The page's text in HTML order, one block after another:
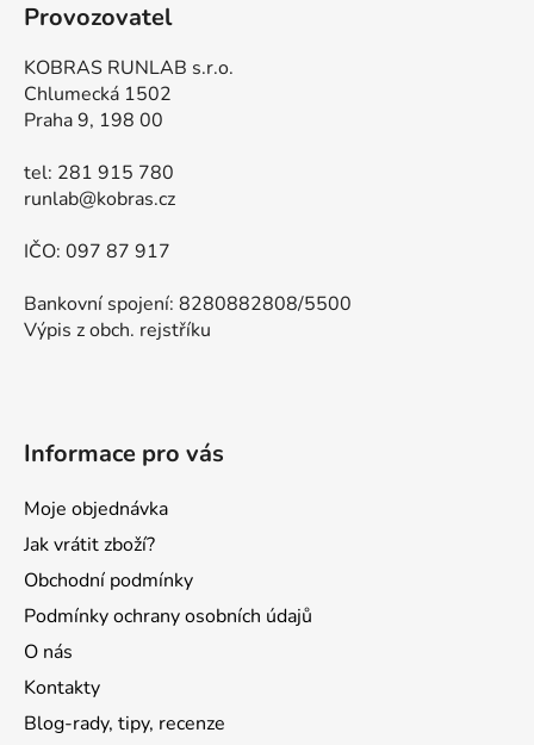
Provozovatel
KOBRAS RUNLAB s.r.o.
Chlumecká 1502
Praha 9, 198 00
tel: 281 915 780
runlab@kobras.cz
IČO: 097 87 917
Bankovní spojení: 8280882808/5500
Výpis z obch. rejstříku
Informace pro vás
Moje objednávka
Jak vrátit zboží?
Obchodní podmínky
Podmínky ochrany osobních údajů
O nás
Kontakty
Blog-rady, tipy, recenze